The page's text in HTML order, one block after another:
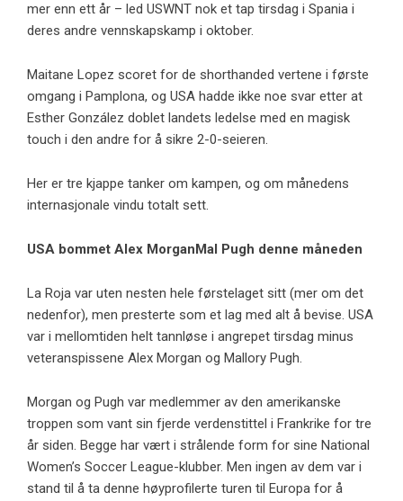
mer enn ett år – led USWNT nok et tap tirsdag i Spania i
deres andre vennskapskamp i oktober.
Maitane Lopez scoret for de shorthanded vertene i første
omgang i Pamplona, ​​og USA hadde ikke noe svar etter at
Esther González doblet landets ledelse med en magisk
touch i den andre for å sikre 2-0-seieren.
Her er tre kjappe tanker om kampen, og om månedens
internasjonale vindu totalt sett.
USA bommet Alex Morgan Mal Pugh denne måneden
La Roja var uten nesten hele førstelaget sitt (mer om det
nedenfor), men presterte som et lag med alt å bevise. USA
var i mellomtiden helt tannløse i angrepet tirsdag minus
veteranspissene Alex Morgan og Mallory Pugh.
Morgan og Pugh var medlemmer av den amerikanske
troppen som vant sin fjerde verdenstittel i Frankrike for tre
år siden. Begge har vært i strålende form for sine National
Women’s Soccer League-klubber. Men ingen av dem var i
stand til å ta denne høyprofilerte turen til Europa for å